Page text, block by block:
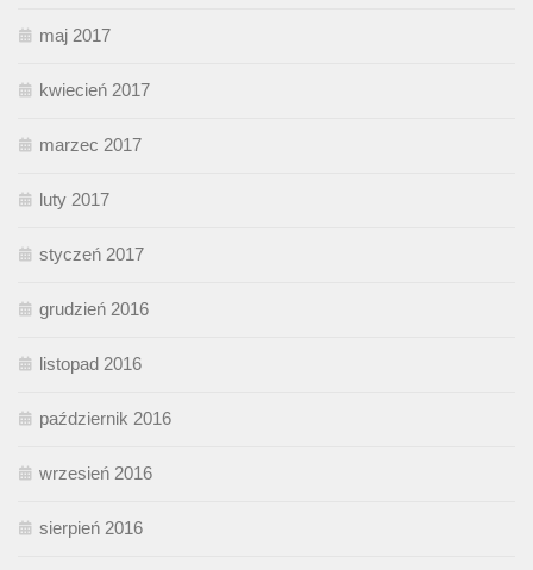
maj 2017
kwiecień 2017
marzec 2017
luty 2017
styczeń 2017
grudzień 2016
listopad 2016
październik 2016
wrzesień 2016
sierpień 2016